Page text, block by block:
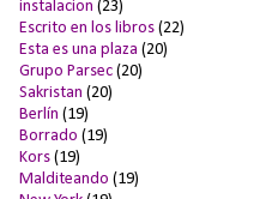
instalacion (23)
Escrito en los libros (22)
Esta es una plaza (20)
Grupo Parsec (20)
Sakristan (20)
Berlín (19)
Borrado (19)
Kors (19)
Malditeando (19)